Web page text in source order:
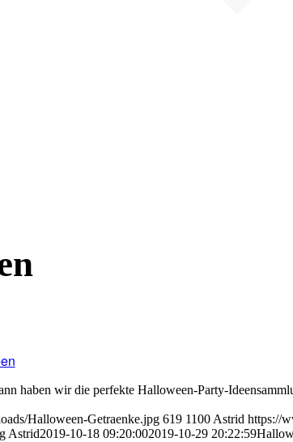
haben wir die perfekte Halloween-Party-
Halloween-Getraenke.jpg 619 1100 Astrid https://
Astrid2019-10-18 09:20:002019-10-29 20:22:59